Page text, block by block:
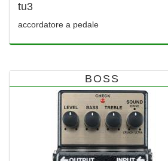
tu3
accordatore a pedale
BOSS